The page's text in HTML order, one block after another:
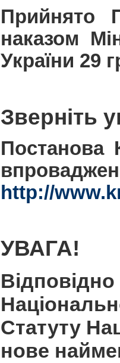
Прийнято
наказом
України 29
Зверніть
Постанова
http://
УВАГА!
Статуту
нове